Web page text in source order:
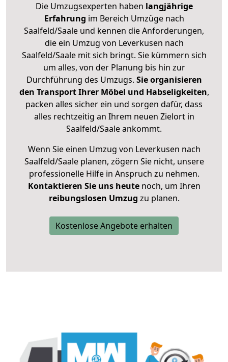
Die Umzugsexperten haben langjährige
Erfahrung im Bereich Umzüge nach
Saalfeld/Saale und kennen die Anforderungen,
die ein Umzug von Leverkusen nach
Saalfeld/Saale mit sich bringt. Sie kümmern sich
um alles, von der Planung bis hin zur
Durchführung des Umzugs. Sie organisieren
den Transport Ihrer Möbel und Habseligkeiten,
packen alles sicher ein und sorgen dafür, dass
alles rechtzeitig an Ihrem neuen Zielort in
Saalfeld/Saale ankommt.
Wenn Sie einen Umzug von Leverkusen nach
Saalfeld/Saale planen, zögern Sie nicht, unsere
professionelle Hilfe in Anspruch zu nehmen.
Kontaktieren Sie uns heutenoch, um Ihren
reibungslosen Umzug zu planen.
Kostenlose Angebote erhalten